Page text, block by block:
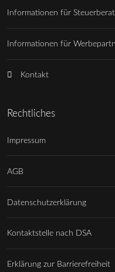
Informationen für
Informationen für
Kontakt
Rechtliches
Impressum
AGB
Datenschutzerklärung
Kontaktstelle nach DSA
Erklärung zur Barrierefreiheit